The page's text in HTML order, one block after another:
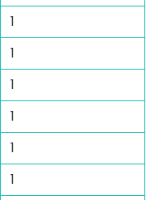
1
1
1
1
1
1